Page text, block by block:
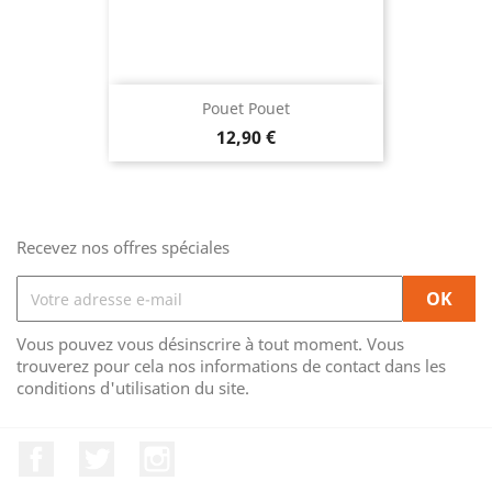
Pouet Pouet
Prix
12,90 €
Recevez nos offres spéciales
Vous pouvez vous désinscrire à tout moment. Vous
trouverez pour cela nos informations de contact dans les
conditions d'utilisation du site.